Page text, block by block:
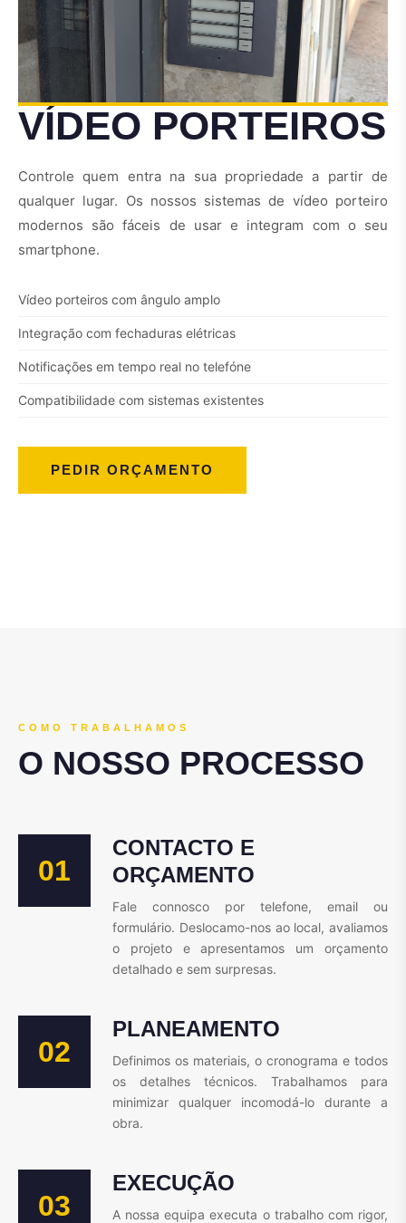
VÍDEO PORTEIROS
Controle quem entra na sua propriedade a partir de
qualquer lugar. Os nossos sistemas de vídeo porteiro
modernos são fáceis de usar e integram com o seu
smartphone.
Vídeo porteiros com ângulo amplo
Integração com fechaduras elétricas
Notificações em tempo real no telefóne
Compatibilidade com sistemas existentes
PEDIR ORÇAMENTO
COMO TRABALHAMOS
O NOSSO PROCESSO
01
CONTACTO E
ORÇAMENTO
Fale connosco por telefone, email ou
formulário. Deslocamo-nos ao local, avaliamos
o projeto e apresentamos um orçamento
detalhado e sem surpresas.
02
PLANEAMENTO
Definimos os materiais, o cronograma e todos
os detalhes técnicos. Trabalhamos para
minimizar qualquer incomodá-lo durante a
obra.
03
EXECUÇÃO
A nossa equipa executa o trabalho com rigor,